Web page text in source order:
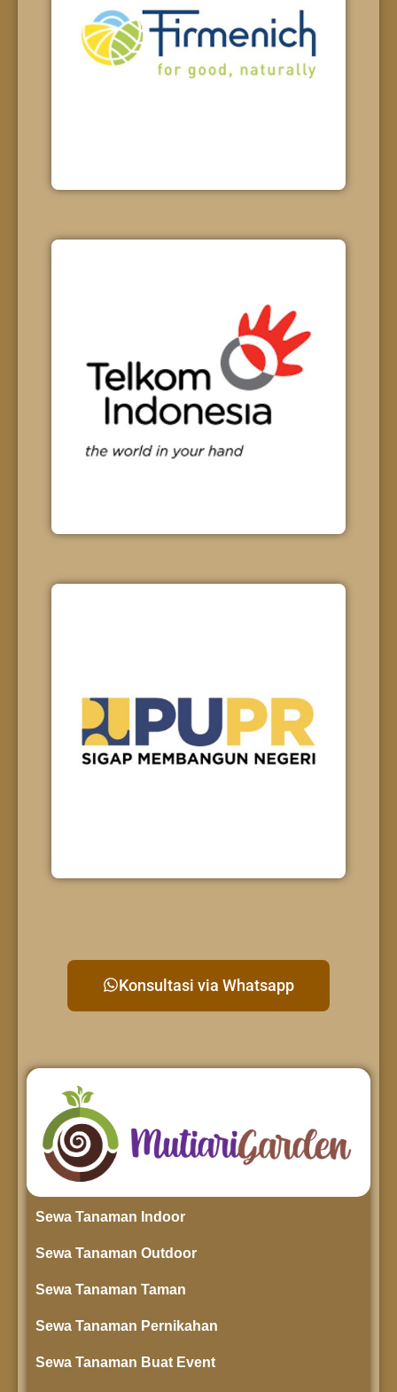
Konsultasi via Whatsapp
Sewa Tanaman Indoor
Sewa Tanaman Outdoor
Sewa Tanaman Taman
Sewa Tanaman Pernikahan
Sewa Tanaman Buat Event